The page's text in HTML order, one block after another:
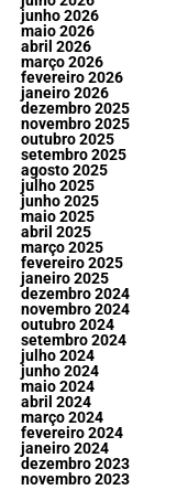
junho 2026
maio 2026
abril 2026
março 2026
fevereiro 2026
janeiro 2026
dezembro 2025
novembro 2025
outubro 2025
setembro 2025
agosto 2025
julho 2025
junho 2025
maio 2025
abril 2025
março 2025
fevereiro 2025
janeiro 2025
dezembro 2024
novembro 2024
outubro 2024
setembro 2024
julho 2024
junho 2024
maio 2024
abril 2024
março 2024
fevereiro 2024
janeiro 2024
dezembro 2023
novembro 2023